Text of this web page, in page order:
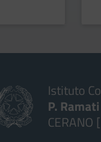
Istituto
P. Ramati
CERANO